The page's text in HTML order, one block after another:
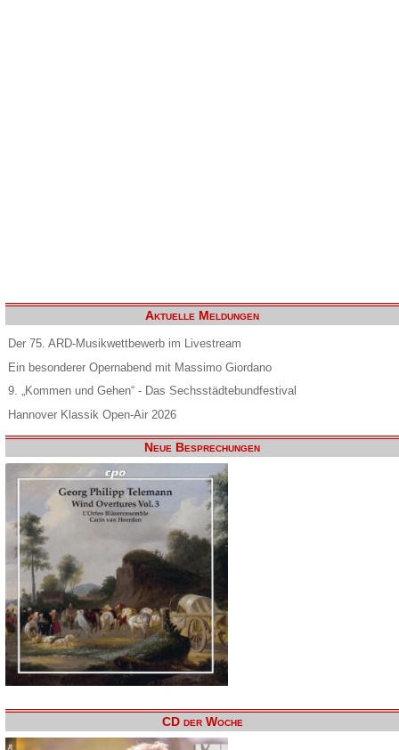
Aktuelle Meldungen
Der 75. ARD-Musikwettbewerb im Livestream
Ein besonderer Opernabend mit Massimo Giordano
9. „Kommen und Gehen“ - Das Sechsstädtebundfestival
Hannover Klassik Open-Air 2026
Neue Besprechungen
CD der Woche